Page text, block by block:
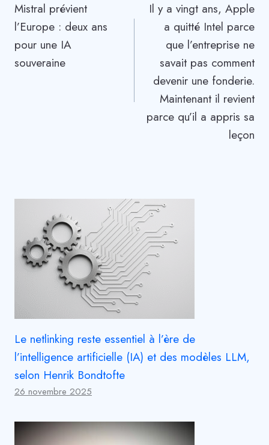
de
l’article
Mistral prévient
l’Europe : deux ans
pour une IA
souveraine
Il y a vingt ans, Apple
a quitté Intel parce
que l’entreprise ne
savait pas comment
devenir une fonderie.
Maintenant il revient
parce qu’il a appris sa
leçon
Le netlinking reste essentiel à l’ère de
l’intelligence artificielle (IA) et des modèles LLM,
selon Henrik Bondtofte
26 novembre 2025